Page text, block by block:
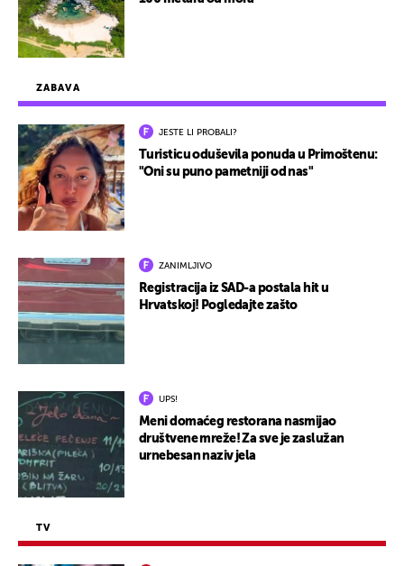
ZABAVA
JESTE LI PROBALI?
Turisticu oduševila ponuda u Primoštenu:
"Oni su puno pametniji od nas"
ZANIMLJIVO
Registracija iz SAD-a postala hit u
Hrvatskoj! Pogledajte zašto
UPS!
Meni domaćeg restorana nasmijao
društvene mreže! Za sve je zaslužan
urnebesan naziv jela
TV